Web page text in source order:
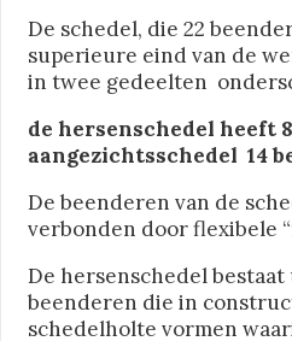
De schedel, die 22
superieure eind van de
in twee gedeelten
de hersenschedel heeft
aangezichtsschedel 14
De beenderen van de
verbonden door flexibele
De hersenschedel
beenderen die in
schedelholte vormen